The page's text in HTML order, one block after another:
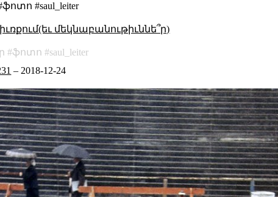
#saul_leiter
մեկնաբանութիւննե՞ր)
ֆոտո
saul_leiter
– 2018-12-24